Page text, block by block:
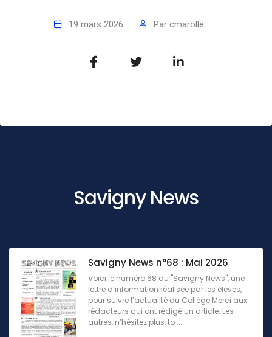
19 mars 2026 Par cmarolle
Savigny News
Savigny News n°68 : Mai 2026
Voici le numéro 68 du "Savigny News", une
lettre d’information réalisée par les élèves,
pour suivre l’actualité du Collège.Merci aux
rédacteurs qui ont rédigé un article. Les
autres, n’hésitez plus, to ...